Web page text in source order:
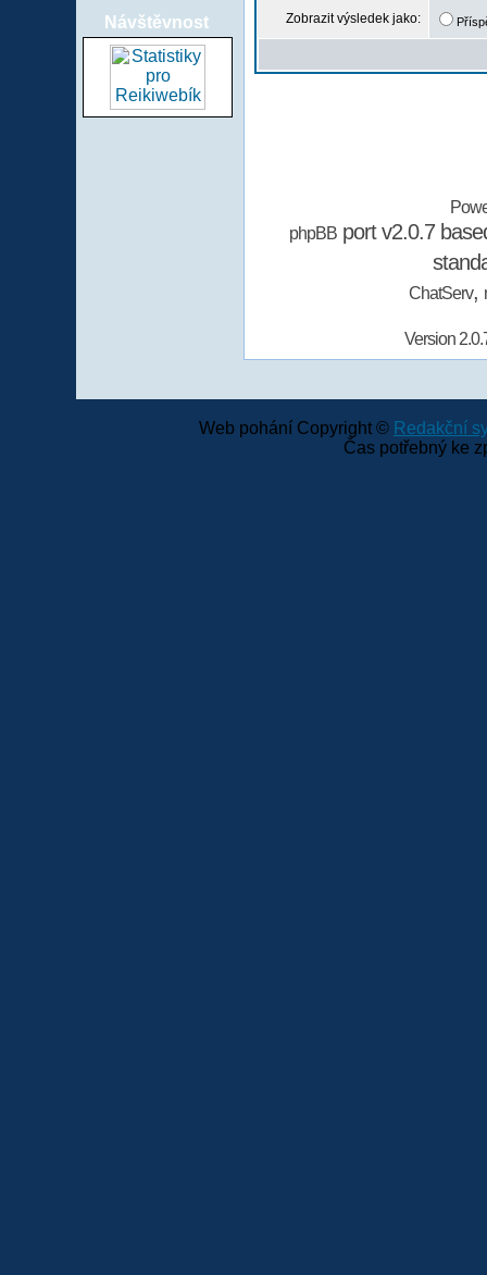
Návštěvnost Zobrazit výsledek jako:
phpBBport v2.0.7
ChatServ,
Version
Web pohání Copyright © Redakční
Čas potřebný ke